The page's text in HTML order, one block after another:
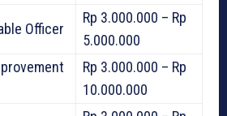
Officer
Rp 3.000.000 – Rp
5.000.000
Rp 3.000.000 – Rp
10.000.000